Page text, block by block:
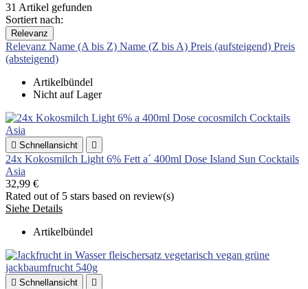
31 Artikel gefunden
Sortiert nach:
Relevanz
Relevanz Name (A bis Z) Name (Z bis A) Preis (aufsteigend) Preis
(absteigend)
Artikelbündel
Nicht auf Lager
 Schnellansicht 
24x Kokosmilch Light 6% Fett a´ 400ml Dose Island Sun Cocktails
Asia
32,99 €
Rated out of 5 stars based on review(s)
Siehe Details
Artikelbündel
 Schnellansicht 